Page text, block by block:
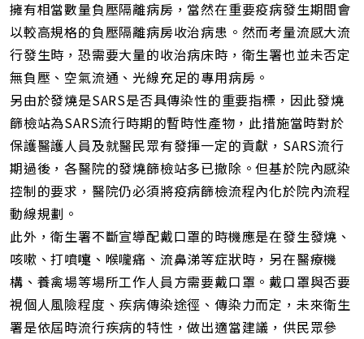
擁有相當數量負壓隔離病房，當然在重要疫病發生期間會
以較高規格的負壓隔離病房收治病患。然而考量流感大流
行發生時，恐需要大量的收治病床時，衛生署也並未否定
無負壓、空氣流通、光線充足的專用病房。
另由於發燒是SARS是否具傳染性的重要指標，因此發燒
篩檢站為SARS流行時期的暫時性產物，此措施當時對於
保護醫護人員及就醫民眾有發揮一定的貢獻，SARS流行
期過後，各醫院的發燒篩檢站多已撤除。但基於院內感染
控制的要求，醫院仍必須將疫病篩檢流程內化於院內流程
動線規劃。
此外，衛生署不斷宣導配戴口罩的時機應是在發生發燒、
咳嗽、打噴嚏、喉嚨痛、流鼻涕等症狀時，另在醫療機
構、養禽場等場所工作人員方需要戴口罩。戴口罩與否要
視個人風險程度、疾病傳染途徑、傳染力而定，未來衛生
署是依屆時流行疾病的特性，做出適當建議，供民眾參